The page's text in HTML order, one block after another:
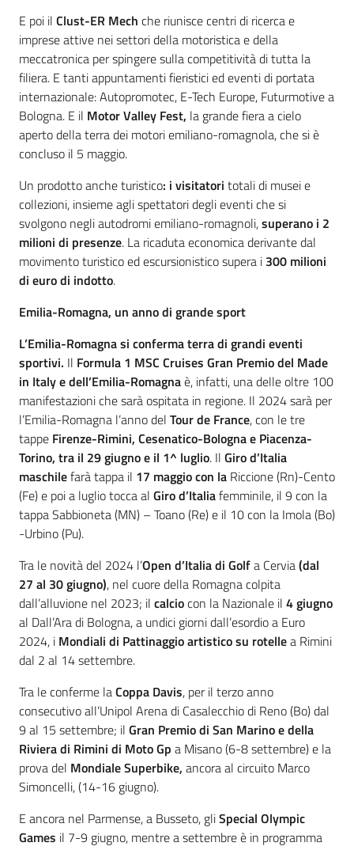
E poi il Clust-ER Mech che riunisce centri di ricerca e
imprese attive nei settori della motoristica e della
meccatronica per spingere sulla competitività di tutta la
filiera. E tanti appuntamenti fieristici ed eventi di portata
internazionale: Autopromotec, E-Tech Europe, Futurmotive a
Bologna. E il Motor Valley Fest, la grande fiera a cielo
aperto della terra dei motori emiliano-romagnola, che si è
concluso il 5 maggio.
Un prodotto anche turistico: i visitatori totali di musei e
collezioni, insieme agli spettatori degli eventi che si
svolgono negli autodromi emiliano-romagnoli,superano i 2
milioni di presenze. La ricaduta economica derivante dal
movimento turistico ed escursionistico supera i 300 milioni
di euro di indotto.
Emilia-Romagna, un anno di grande sport
L’Emilia-Romagna si conferma terra di grandi eventi
sportivi. Il Formula 1 MSC Cruises Gran Premio del Made
in Italy e dell’Emilia-Romagnaè, infatti, una delle oltre 100
manifestazioni che sarà ospitata in regione. Il 2024 sarà per
l’Emilia-Romagna l’anno del Tour de France, con le tre
tappe Firenze-Rimini, Cesenatico-Bologna e Piacenza-
Torino, tra il 29 giugno e il 1^ luglio. Il Giro d’Italia
maschilefarà tappa il 17 maggiocon la Riccione (Rn)-Cento
(Fe) e poi a luglio tocca al Giro d’Italiafemminile, il 9 con la
tappa Sabbioneta (MN) – Toano (Re) e il 10 con la Imola (Bo)
-Urbino (Pu).
Tra le novità del 2024 l’Open d’Italia di Golfa Cervia(dal
27 al 30 giugno), nel cuore della Romagna colpita
dall’alluvione nel 2023; il calciocon la Nazionale il 4 giugno
al Dall’Ara di Bologna, a undici giorni dall’esordio a Euro
2024, i Mondiali di Pattinaggio artistico su rotellea Rimini
dal 2 al 14 settembre.
Tra le conferme laCoppa Davis, per il terzo anno
consecutivo all’Unipol Arena di Casalecchio di Reno (Bo) dal
9 al 15 settembre; il Gran Premio di San Marino e della
Riviera di Rimini di Moto Gp a Misano (6-8 settembre) e la
prova del Mondiale Superbike, ancora al circuito Marco
Simoncelli, (14-16 giugno).
E ancora nel Parmense, a Busseto, gliSpecial Olympic
Games il 7-9 giugno, mentre a settembre è in programma